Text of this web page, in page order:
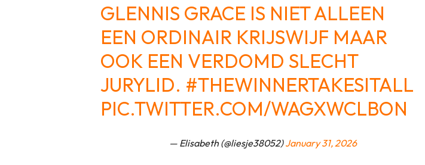
GLENNIS GRACE IS NIET ALLEEN
EEN ORDINAIR KRIJSWIJF MAAR
OOK EEN VERDOMD SLECHT
JURYLID. #THEWINNERTAKESITALL
PIC.TWITTER.COM/WAGXWCLBON
— Elisabeth (@liesje38052)January 31, 2026